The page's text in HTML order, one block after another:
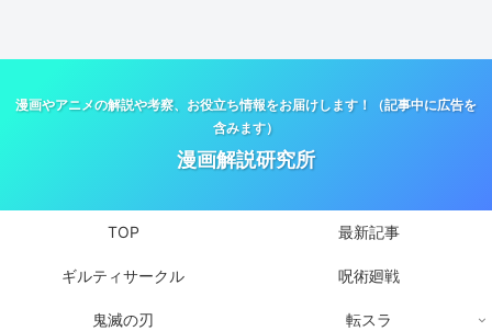
漫画やアニメの解説や考察、お役立ち情報をお届けします！（記事中に広告を
含みます）
漫画解説研究所
TOP 最新記事
ギルティサークル 呪術廻戦
鬼滅の刃 転スラ